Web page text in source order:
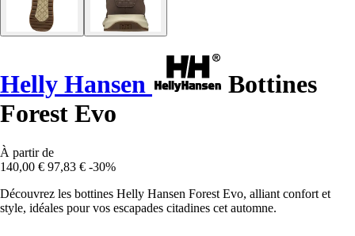
Helly Hansen
Bottines
Forest Evo
À partir de
140,00 € 97,83 € -30%
Découvrez les bottines Helly Hansen Forest Evo, alliant confort et
style, idéales pour vos escapades citadines cet automne.